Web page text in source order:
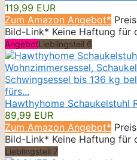
119,99 EUR
Zum Amazon Angebot*
Bild-Link* Keine Haftung für
AngebotLieblingsteil 6
Hawthyhome Schaukelstuhl
89,99 EUR
Zum Amazon Angebot*
Bild-Link* Keine Haftung für
Lieblingsteil 7